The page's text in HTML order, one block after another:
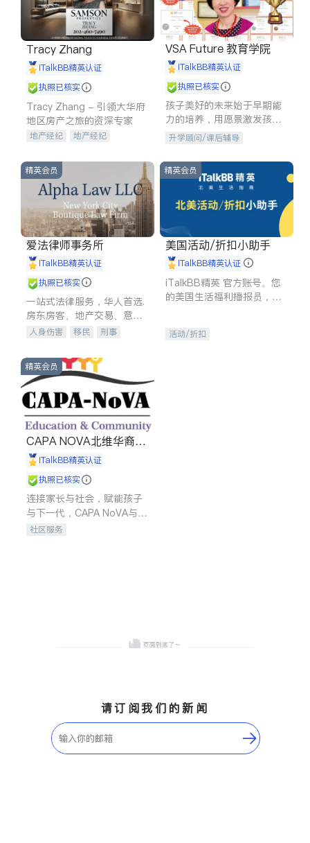
Tracy Zhang
iTalkBB精英认证
执照已核实
Tracy Zhang - 引领大华府
地区房产之旅的资深专家
地产经纪
地产经纪
商铺租售
VSA Future 教育学院
iTalkBB精英认证
执照已核实
孩子美好的未来始于早期能
力的培养，用愿景激发孩子
的学习潜力和动力。理念：
石。
升学顾问/课后辅导
精英会员
爱法律师事务所
iTalkBB精英认证
执照已核实
一站式法律服务，华人首选.
房东房客、地产交易、意外
伤害、车祸重伤、商业诉
建筑合同、刑事案件全包办
人身伤害 移民
刑事
信托/遗嘱
商业
索赔
律师-其它 保释
精英会员
美国活动/折扣小助手
iTalkBB精英认证
iTalkBB精英 官方账号。您
的美国生活福利播报员，精
专属福利。
活动/折扣
精英会员
CAPA NOVA北维华裔家
长会iTalkBB精英认证
执照已核实
连接家长与社会，赋能孩子
与下一代，CAPA NoVA与您
携手建设包容、公平、充满
社区服务
请订阅我们的新闻